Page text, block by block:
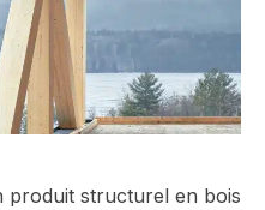
produit structurel en bois